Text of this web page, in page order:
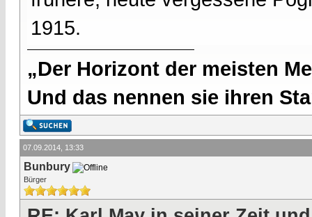
1915.
„Der Horizont der meisten
Und das nennen sie ihren
07.09.2014, 13:33
Bunbury
Bürger